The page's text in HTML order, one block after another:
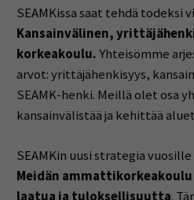
SEAMKissa saat tehdä todeksi
Kansainvälinen,
korkeakoulu.Yhteisömme
arvot: yrittäjähenkisyys,
SEAMK-henki. Meillä olet osa
kansainvälistää ja kehittää
SEAMKin uusi strategia
Meidän
laatua ja tuloksellisuutta.